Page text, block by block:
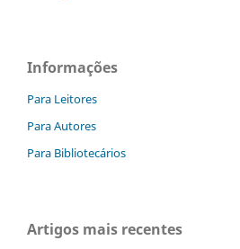
Informações
Para Leitores
Para Autores
Para Bibliotecários
Artigos mais recentes